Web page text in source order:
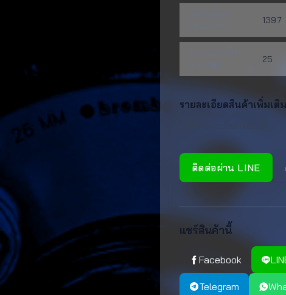
139.7
25
รายละเอียดสินค้าเพิ่มเติม
ติดต่อผ่าน LINE
แชร์สินค้านี้
Facebook
Telegram